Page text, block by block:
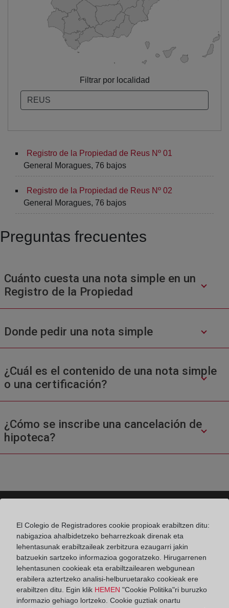
Filtrar por localidad
Registro de la Propiedad de Reus Nº 01
General Moragues, 76 bajos
Registro de la Propiedad de Reus Nº 02
General Moragues, 76 bajos
Preguntas frecuentes
Cuánto cuesta una nota simple en un
Registro de la Propiedad
Donde pedir una nota simple
¿Cuál es el contenido de una nota simple
o una certificación?
¿Cómo se inscribe una cancelación de
hipoteca?
Colegio de Registradores
Príncipe de Vergara 70. 28006 Madrid
Teléfono:91 270 17 96
Fax:91 564 11 59
Email:contacto@registradores.org
El Colegio de Registradores cookie propioak erabiltzen ditu:
nabigazioa ahalbidetzeko beharrezkoak direnak eta
lehentasunak erabiltzaileak zerbitzura ezaugarri jakin
batzuekin sartzeko informazioa gogoratzeko. Hirugarrenen
lehentasunen cookieak eta erabiltzailearen webgunean
erabilera aztertzeko analisi-helburuetarako cookieak ere
erabiltzen ditu. Egin klik HEMEN "Cookie Politika"ri buruzko
informazio gehiago lortzeko. Cookie guztiak onartu